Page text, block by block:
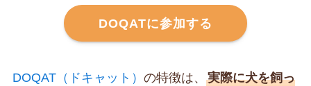
DOQATに参加する
DOQAT（ドキャット） の特徴は、 実際に犬を飼っ